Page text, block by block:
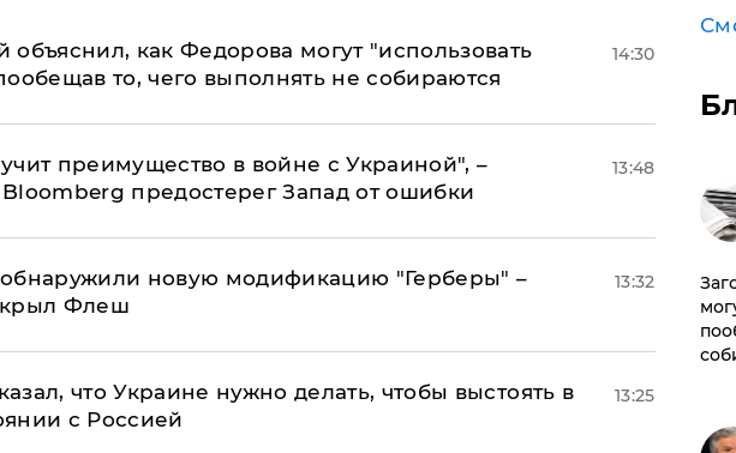
объяснил, как Федорова могут "использовать
то, чего выполнять не собираются
14:30
преимущество в войне с Украиной", –
предостерег Запад от ошибки
13:48
новую модификацию "Герберы" –
Флеш
13:32
что Украине нужно делать, чтобы выстоять в
с Россией
13:25